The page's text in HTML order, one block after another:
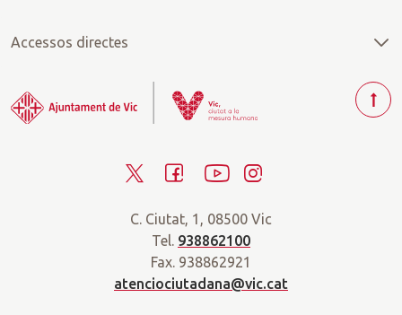
Accessos directes
i
t
t
c
e
b
Y
u
t
u
s
a
C. Ciutat, 1, 08500 Vic
Tel. 938862100
Fax. 938862921
atenciociutadana@vic.cat
T